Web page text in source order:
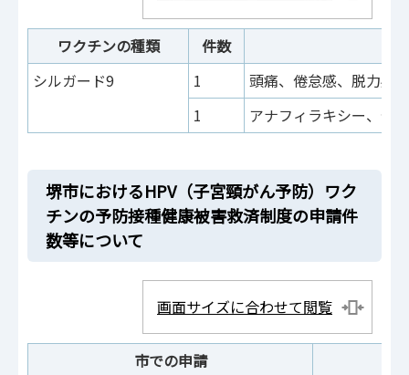
ワクチンの種類 件数
シルガード9
1
頭痛、倦怠感、脱力感
1
アナフィラキシー、倦
堺市におけるHPV（子宮頸がん予防）ワク
チンの予防接種健康被害救済制度の申請件
数等について
画面サイズに合わせて閲覧
市での申請